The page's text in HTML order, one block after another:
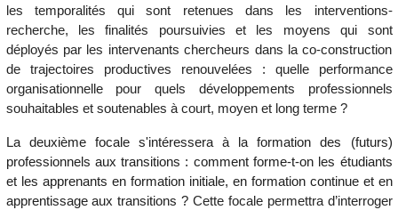
les temporalités qui sont retenues dans les interventions-
recherche, les finalités poursuivies et les moyens qui sont
déployés par les intervenants chercheurs dans la co-construction
de trajectoires productives renouvelées
: quelle performance
organisationnelle pour quels développements professionnels
souhaitables et soutenables à court, moyen et long terme ?
La deuxième focale s'intéressera à la formation des (futurs)
professionnels aux transitions : comment forme-t-on les étudiants
et les apprenants en formation initiale, en formation continue et en
apprentissage aux transitions ? Cette focale permettra d’interroger